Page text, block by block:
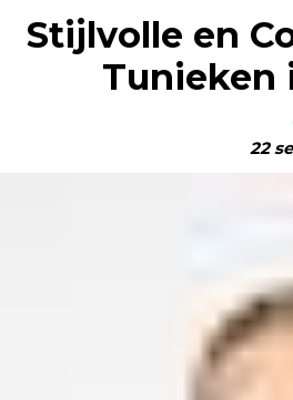
Stijlvolle en
Tunieken
22